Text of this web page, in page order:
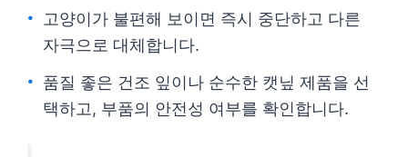
고양이가 불편해 보이면 즉시 중단하고 다른
자극으로 대체합니다.
품질 좋은 건조 잎이나 순수한 캣닢 제품을 선
택하고, 부품의 안전성 여부를 확인합니다.